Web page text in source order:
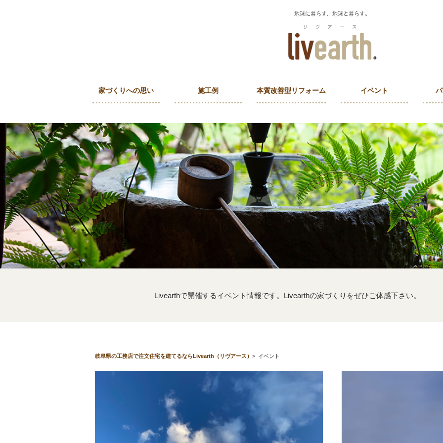
地球に暮らす、地球と暮らす。
家づくりへの思い 施工例 本質改善型リフォーム イベント
Livearthで開催するイベント情報です。Livearthの家づくりをぜひご体感下さい。
岐阜県の工務店で注文住宅を建てるならLivearth（リヴアース） > イベント